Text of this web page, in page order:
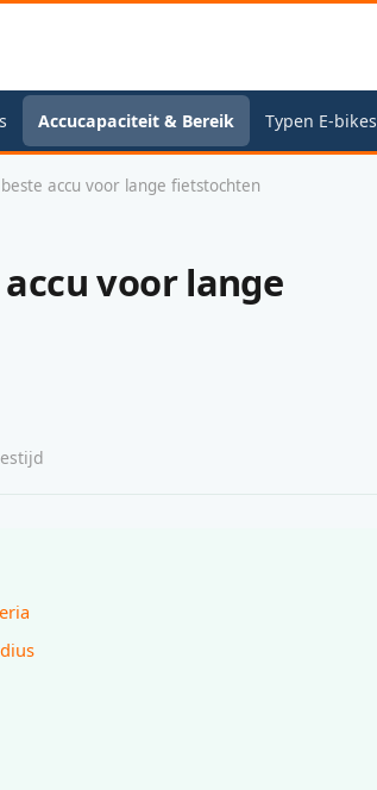
Accucapaciteit & Bereik Typen E-bikes
beste accu voor lange fietstochten
accu voor lange